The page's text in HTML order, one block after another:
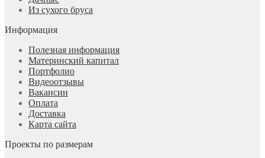
Из сухого бруса
Информация
Полезная информация
Материнский капитал
Портфолио
Видеоотзывы
Вакансии
Оплата
Доставка
Карта сайта
Проекты по размерам